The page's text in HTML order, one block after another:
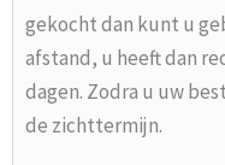
gekocht dan kunt u
afstand, u heeft dan
dagen. Zodra u uw
de zichttermijn.